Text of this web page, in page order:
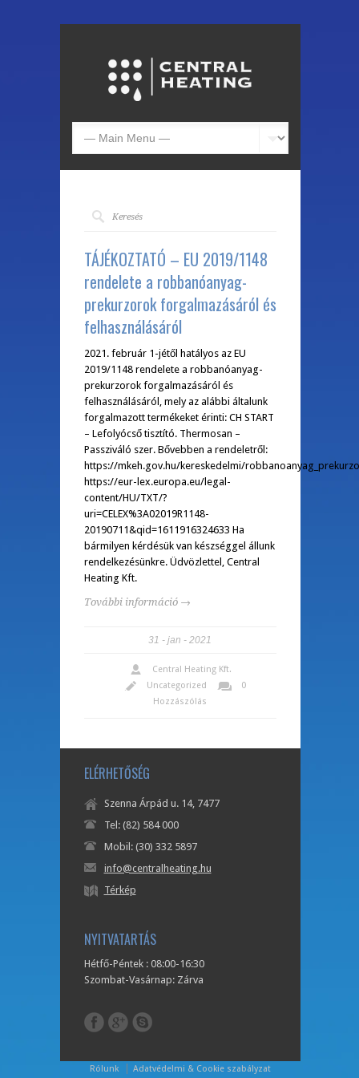
TÁJÉKOZTATÓ – EU 2019/1148
rendelete a robbanóanyag-
prekurzorok forgalmazásáról és
felhasználásáról
2021. február 1-jétől hatályos az EU
2019/1148 rendelete a robbanóanyag-
prekurzorok forgalmazásáról és
felhasználásáról, mely az alábbi általunk
forgalmazott termékeket érinti: CH START
– Lefolyócső tisztító. Thermosan –
Passziváló szer. Bővebben a rendeletről:
https://mkeh.gov.hu/kereskedelmi/
https://eur-lex.europa.eu/legal-
content/HU/TXT/?
uri=CELEX%3A02019R1148-
20190711&qid=1611916324633 Ha
bármilyen kérdésük van készséggel állunk
rendelkezésünkre. Üdvözlettel, Central
Heating Kft.
További információ →
31 jan 2021
Central Heating Kft.
Uncategorized
0
Hozzászólás
ELÉRHETŐSÉG
Szenna Árpád u. 14, 7477
Tel: (82) 584 000
Mobil: (30) 332 5897
info@centralheating.hu
Térkép
NYITVATARTÁS
Hétfő-Péntek : 08:00-16:30
Szombat-Vasárnap: Zárva
Rólunk Adatvédelmi & Cookie szabályzat